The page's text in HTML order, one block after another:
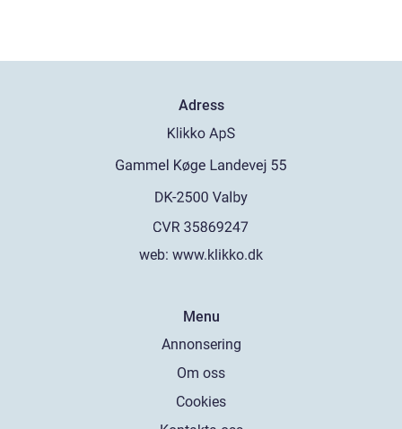
Adress
web: www.klikko.dk
Menu
Annonsering
Om oss
Cookies